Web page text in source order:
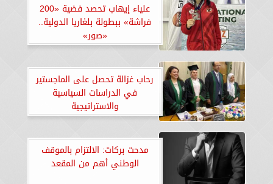
علياء إيهاب تحصد فضية «200
فراشة» ببطولة بلغاريا الدولية..
«صور»
رحاب غزالة تحصل على الماجستير
في الدراسات السياسية
والاستراتيجية
مدحت بركات: الالتزام بالموقف
الوطني أهم من المقعد